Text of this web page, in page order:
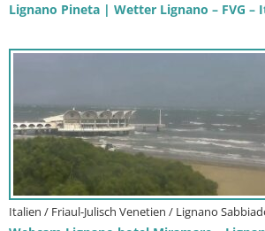
Lignano Pineta | Wetter Lignano – FVG –
Italien / Friaul-Julisch Venetien / Lignano